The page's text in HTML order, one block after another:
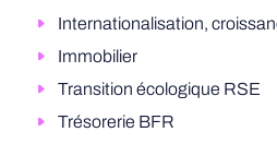
Internationalisation,
Immobilier
Transition écologique RSE
Trésorerie BFR